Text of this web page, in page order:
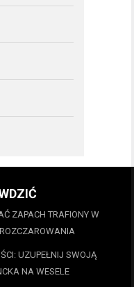
ZAPACH TRAFIONY W
UZUPEŁNIJ SWOJĄ
NA WESELE